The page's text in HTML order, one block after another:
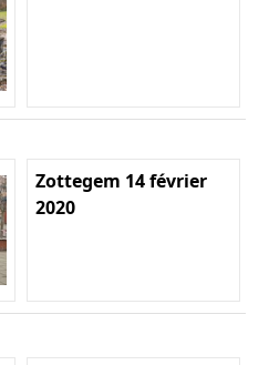
Zottegem 14 février
2020